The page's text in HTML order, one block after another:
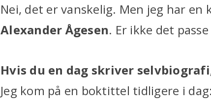
Nei, det er vanskelig. Men jeg har
Alexander Ågesen. Er ikke det
Hvis du en dag skriver
Jeg kom på en boktittel tidligere i